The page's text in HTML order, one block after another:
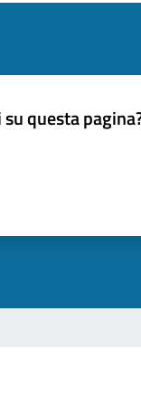
questa